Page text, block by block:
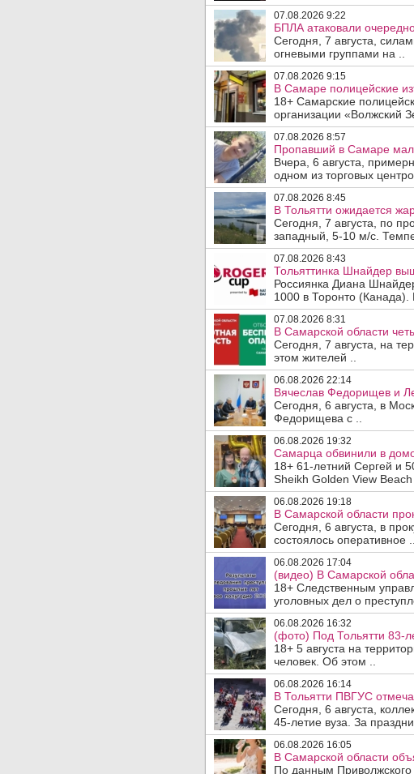
07.08.2026 9:22
БПЛА атаковали
Сегодня, 7 августа,
огневыми группами на ..
07.08.2026 9:15
В Самаре полицейские
18+ Самарские
организации «Волжский
07.08.2026 8:57
Пропавший в Самаре
Вчера, 6 августа,
одном из торговых
07.08.2026 8:45
В Тольятти ожидается
Сегодня, 7 августа, по
западный, 5-10 м/с.
07.08.2026 8:43
Тольяттинка Шнайдер
Россиянка Диана
1000 в Торонто (Канада).
07.08.2026 8:31
В Самарской области
Сегодня, 7 августа, на
этом жителей ..
06.08.2026 22:14
Вячеслав Федорищев и
Сегодня, 6 августа, в
Федорищева с ..
06.08.2026 19:32
Самарца обвинили в
18+ 61-летний Сергей и
Sheikh Golden View Beach
06.08.2026 19:18
В Самарской области
Сегодня, 6 августа, в
состоялось оперативное ..
06.08.2026 17:04
(видео) В Самарской
18+ Следственным
уголовных дел о
06.08.2026 16:32
(фото) Под Тольятти 83-
18+ 5 августа на
человек. Об этом ..
06.08.2026 16:14
В Тольятти ПВГУС
Сегодня, 6 августа,
45-летие вуза. За
06.08.2026 16:05
В Самарской области
По данным